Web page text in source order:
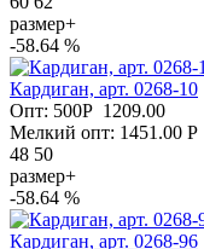
размер+
-58.64 %
Кардиган, арт. 0268-10
Опт: 500Р 1209.00
Мелкий опт: 1451.00 Р
48 50
размер+
-58.64 %
Кардиган, арт. 0268-96